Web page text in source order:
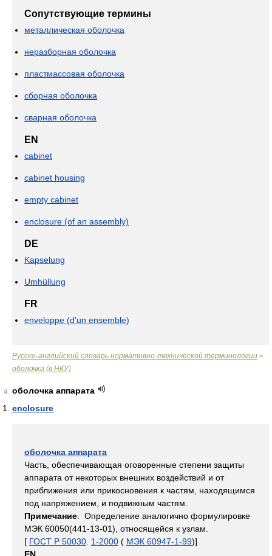
Сопутствующие термины
металлическая оболочка
неразборная оболочка
пластмассовая оболочка
сборная оболочка
сварная оболочка
EN
cabinet
cabinet housing
empty cabinet
enclosure (of an assembly)
DE
Kapselung
Umhüllung
FR
enveloppe (d'un ensemble)
Русско-английский словарь нормативно-технической терминологии >
оболочка (в НКУ)
4
оболочка аппарата
enclosure
оболочка аппарата
Часть, обеспечивающая оговоренные степени защиты
аппарата от некоторых внешних воздействий и от
приближения или прикосновения к частям, находящимся
под напряжением, и подвижным частям.
Примечание. Определение аналогично формулировке
МЭК 60050(441-13-01), относящейся к узлам.
[ ГОСТ Р 50030. 1-2000 ( МЭК 60947-1-99)]